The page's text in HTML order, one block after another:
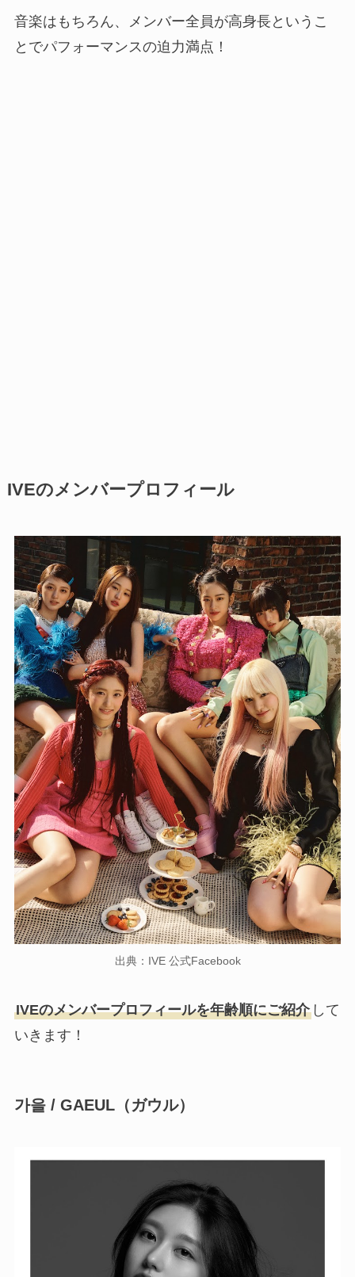
音楽はもちろん、メンバー全員が高身長というこ
とでパフォーマンスの迫力満点！
IVEのメンバープロフィール
出典：IVE 公式Facebook
IVEのメンバープロフィールを年齢順にご紹介して
いきます！
가을/ GAEUL（ガウル）